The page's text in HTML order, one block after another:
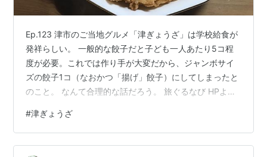
Ep.123 津市のご当地グルメ「津ぎょうざ」は学校給食が
発祥らしい。 一般的な餃子だと子ども一人あたり5コ程
度が必要。これでは作り手が大変だから、ジャンボサイ
ズの餃子1コ（なおかつ「揚げ」餃子）にしてしまったと
のこと。 なんて合理的な話だろう。 旅ぐるなび HPより
ルメに制定。 定義は直径15cmの皮を使用することと、
油で揚げること、という2点。 現在では市内のいくつか
の飲食店で食べることができる。 氷花餃子 津新町店の津
#津ぎょうざ